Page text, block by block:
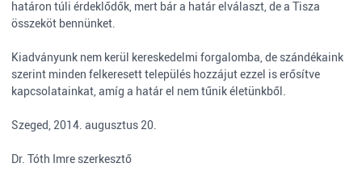
határon túli érdeklődők, mert bár a határ elválaszt, de a Tisza
összeköt bennünket.
Kiadványunk nem kerül kereskedelmi forgalomba, de szándékaink
szerint minden felkeresett település hozzájut ezzel is erősítve
kapcsolatainkat, amíg a határ el nem tűnik életünkből.
Szeged, 2014. augusztus 20.
Dr. Tóth Imre szerkesztő